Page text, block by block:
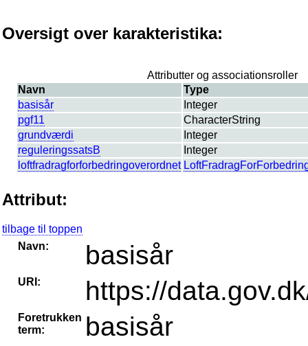
Oversigt over karakteristika:
Attributter og associationsroller
Navn
Type
basisår
Integer
pgf11
CharacterString
grundværdi
Integer
reguleringssatsB
Integer
loftfradragforforbedringoverordnet
Attribut:
tilbage til toppen
Navn:
basisår
URI: https://
Foretrukken
term:
basisår